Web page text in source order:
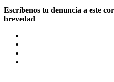
Escríbenos tu denuncia a este
brevedad